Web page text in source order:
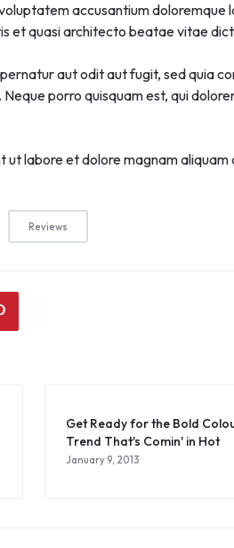
accusantium doloremque
et quasi architecto beatae vitae
aut odit aut fugit, sed quia
porro quisquam est, qui
ut labore et dolore magnam
Reviews
Get Ready for the Bold
Trend That's Comin' in Hot
January 9, 2013